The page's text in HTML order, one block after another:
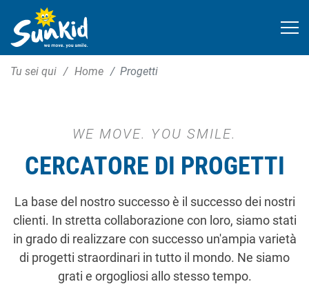
Tu sei qui Home Progetti
WE MOVE. YOU SMILE.
CERCATORE DI PROGETTI
La base del nostro successo è il successo dei nostri
clienti. In stretta collaborazione con loro, siamo stati
in grado di realizzare con successo un'ampia varietà
di progetti straordinari in tutto il mondo. Ne siamo
grati e orgogliosi allo stesso tempo.